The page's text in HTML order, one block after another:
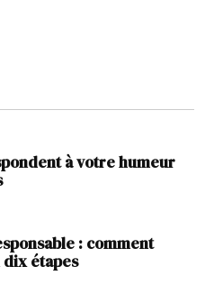
à votre humeur
: comment
étapes